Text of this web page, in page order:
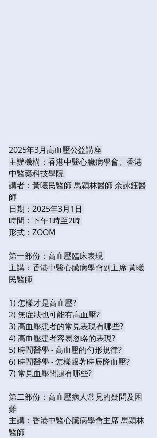
2025年3月高血壓公益講座
主辦機構：香港中醫心臟病學會、香港
中醫藥科技學院
講者：黃曦民醫師 馬穎林醫師 余詠鈺醫
師
日期：2025年3月1日
時間：下午1時至2時
形式：ZOOM
第一部份：高血壓臨床表現
主講：香港中醫心臟病學會副主席 黃曦
民醫師
1) 怎樣才是高血壓?
2) 無症狀也可能有高血壓?
3) 高血壓患者的常見表現有哪些?
4) 高血壓患者容易忽略的表現?
5) 時間醫學 - 高血壓的勺形規律?
6) 時間醫學 - 怎樣跟著時辰降血壓?
7) 常見血壓問題有哪些?
第二部份：高血壓病人常見的疑問及困
難
主講：香港中醫心臟病學會主席 馬穎林
醫師